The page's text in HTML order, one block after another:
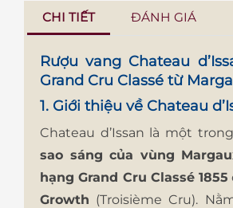
CHI TIẾT ĐÁNH GIÁ
Rượu vang Chateau
Grand Cru Classé từ
1. Giới thiệu về Chateau
Chateau d’Issan là một
sao sáng của vùng
hạng Grand Cru Classé 1855
Growth (Troisième Cru).